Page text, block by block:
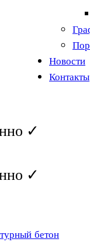
Новости
Контакты
✓
✓
бетон